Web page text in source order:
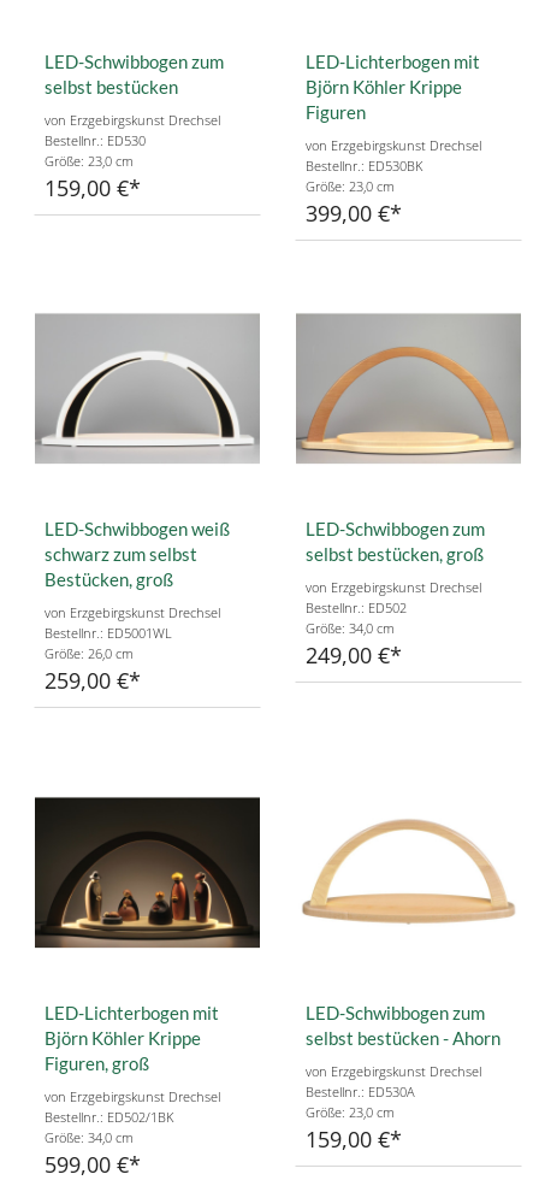
LED-Schwibbogen zum
selbst bestücken
von Erzgebirgskunst Drechsel
Bestellnr.: ED530
Größe: 23,0 cm
159,00 €
LED-Lichterbogen mit
Björn Köhler Krippe
Figuren
von Erzgebirgskunst Drechsel
Bestellnr.: ED530BK
Größe: 23,0 cm
399,00 €
LED-Schwibbogen weiß
schwarz zum selbst
Bestücken, groß
von Erzgebirgskunst Drechsel
Bestellnr.: ED5001WL
Größe: 26,0 cm
259,00 €
LED-Schwibbogen zum
selbst bestücken, groß
von Erzgebirgskunst Drechsel
Bestellnr.: ED502
Größe: 34,0 cm
249,00 €
LED-Lichterbogen mit
Björn Köhler Krippe
Figuren, groß
von Erzgebirgskunst Drechsel
Bestellnr.: ED502/1BK
Größe: 34,0 cm
599,00 €
LED-Schwibbogen zum
selbst bestücken - Ahorn
von Erzgebirgskunst Drechsel
Bestellnr.: ED530A
Größe: 23,0 cm
159,00 €